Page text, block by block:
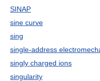
SINAP
sine curve
sing
single-address
singly charged ions
singularity